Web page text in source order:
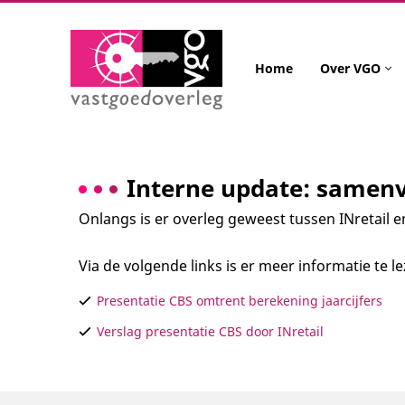
Home Over VGO
Interne update:
Onlangs is er overleg geweest tussen INretail
Via de volgende links is er meer informatie te
Presentatie CBS omtrent berekening jaarcijfers
Verslag presentatie CBS door INretail